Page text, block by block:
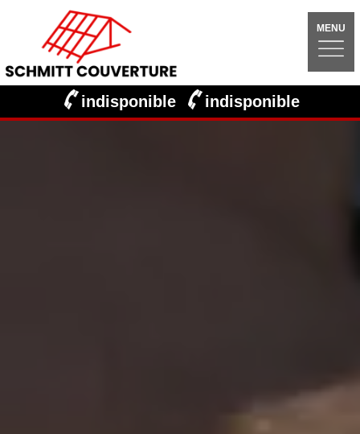
MENU
indisponible indisponible